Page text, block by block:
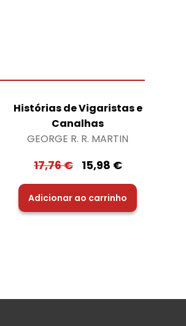
Histórias de Vigaristas e
Canalhas
GEORGE R. R. MARTIN
17,76€ 15,98 €
Adicionar ao carrinho